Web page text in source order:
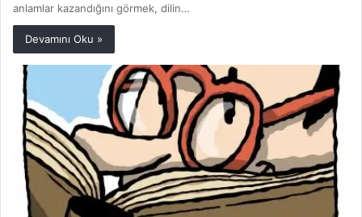
anlamlar kazandığını görmek, dilin…
Devamını Oku »